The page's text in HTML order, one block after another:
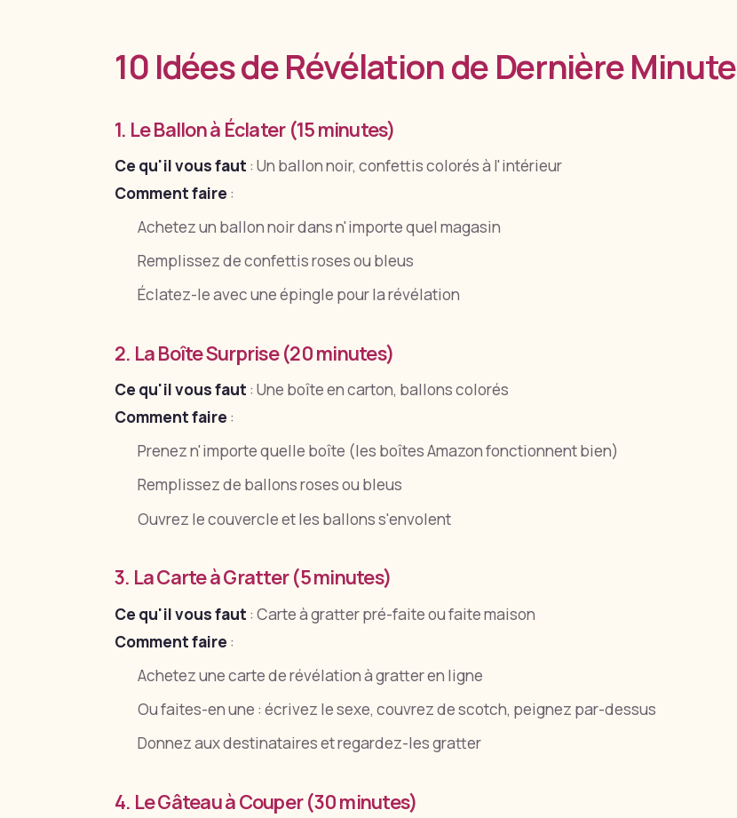
10 Idées de Révélation de Dernière Minute
1. Le Ballon à Éclater (15 minutes)
Ce qu'il vous faut : Un ballon noir, confettis colorés à l'intérieur
Comment faire :
Achetez un ballon noir dans n'importe quel magasin
Remplissez de confettis roses ou bleus
Éclatez-le avec une épingle pour la révélation
2. La Boîte Surprise (20 minutes)
Ce qu'il vous faut : Une boîte en carton, ballons colorés
Comment faire :
Prenez n'importe quelle boîte (les boîtes Amazon fonctionnent bien)
Remplissez de ballons roses ou bleus
Ouvrez le couvercle et les ballons s'envolent
3. La Carte à Gratter (5 minutes)
Ce qu'il vous faut : Carte à gratter pré-faite ou faite maison
Comment faire :
Achetez une carte de révélation à gratter en ligne
Ou faites-en une : écrivez le sexe, couvrez de scotch, peignez par-dessus
Donnez aux destinataires et regardez-les gratter
4. Le Gâteau à Couper (30 minutes)